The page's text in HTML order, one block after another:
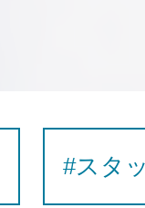
#スタ